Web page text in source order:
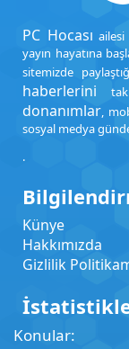
PC Hocası
yayın hayatına
sitemizde
haberlerini
donanımlar,
sosyal medya
.
Künye
Hakkımızda
Gizlilik
Konular